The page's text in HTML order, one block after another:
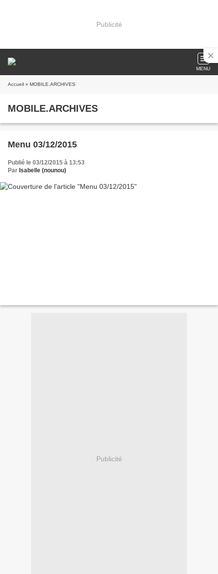
Publicité
MENU
Accueil » MOBILE.ARCHIVES
MOBILE.ARCHIVES
Menu 03/12/2015
Publié le 03/12/2015 à 13:53
Par Isabelle (nounou)
Publicité